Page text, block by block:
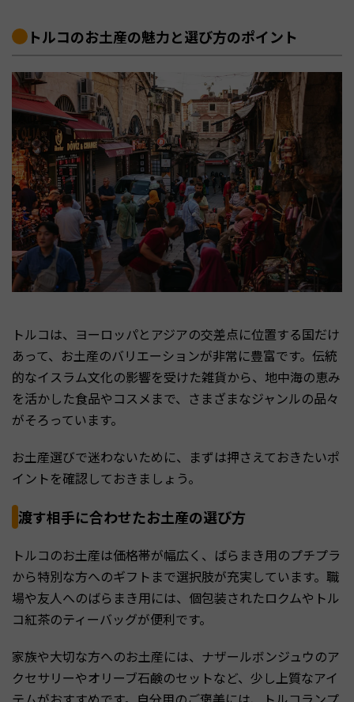
トルコのお土産の魅力と選び方のポイント
トルコは、ヨーロッパとアジアの交差点に位置する国だけ
あって、お土産のバリエーションが非常に豊富です。伝統
的なイスラム文化の影響を受けた雑貨から、地中海の恵み
を活かした食品やコスメまで、さまざまなジャンルの品々
がそろっています。
お土産選びで迷わないために、まずは押さえておきたいポ
イントを確認しておきましょう。
渡す相手に合わせたお土産の選び方
トルコのお土産は価格帯が幅広く、ばらまき用のプチプラ
から特別な方へのギフトまで選択肢が充実しています。職
場や友人へのばらまき用には、個包装されたロクムやトル
コ紅茶のティーバッグが便利です。
家族や大切な方へのお土産には、ナザールボンジュウのア
クセサリーやオリーブ石鹸のセットなど、少し上質なアイ